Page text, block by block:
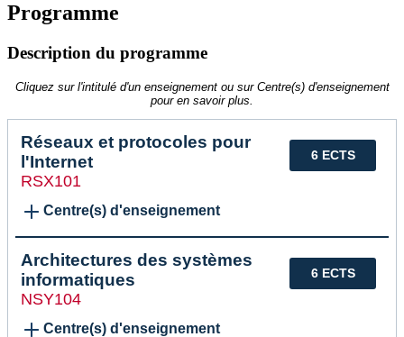
Programme
Description du programme
Cliquez sur l'intitulé d'un enseignement ou sur Centre(s) d'enseignement
pour en savoir plus.
6 ECTS
Réseaux et protocoles pour
l'Internet
RSX101
Centre(s) d'enseignement
6 ECTS
Architectures des systèmes
informatiques
NSY104
Centre(s) d'enseignement